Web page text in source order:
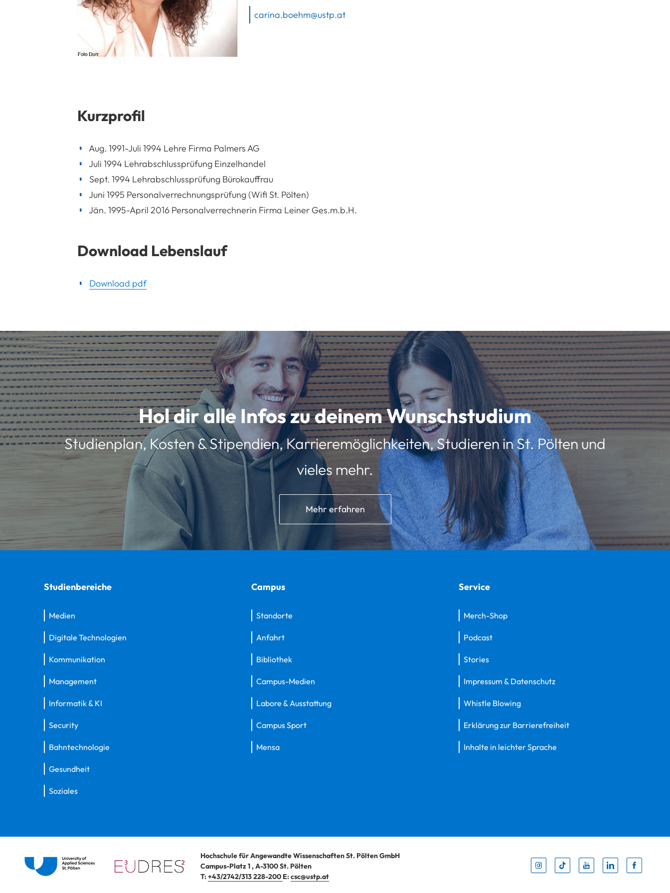
carina.boehm@ustp.at
Kurzprofil
Aug. 1991-Juli 1994 Lehre Firma Palmers AG
Juli 1994 Lehrabschlussprüfung Einzelhandel
Sept. 1994 Lehrabschlussprüfung Bürokauffrau
Juni 1995 Personalverrechnungsprüfung (Wifi St. Pölten)
Jän. 1995-April 2016 Personalverrechnerin Firma Leiner Ges.m.b.H.
Download Lebenslauf
Download pdf
Hol dir alle Infos zu deinem Wunschstudium
Studienplan, Kosten & Stipendien, Karrieremöglichkeiten, Studieren in St. Pölten und
vieles mehr.
Mehr erfahren
Studienbereiche
Medien
Digitale Technologien
Kommunikation
Management
Informatik & KI
Security
Bahntechnologie
Gesundheit
Soziales
Campus
Standorte
Anfahrt
Bibliothek
Campus-Medien
Labore & Ausstattung
Campus Sport
Mensa
Service
Merch-Shop
Podcast
Stories
Impressum & Datenschutz
Whistle Blowing
Erklärung zur Barrierefreiheit
Inhalte in leichter Sprache
Hochschule für Angewandte Wissenschaften St. Pölten GmbH
Campus-Platz 1,A-3100St. Pölten
T:+43/2742/313 228-200 E:csc@ustp.at